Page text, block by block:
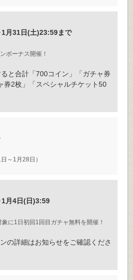
月31日(土)23:59まで
ボーナス開催！
と合計「700コイン」「ガチャ券
券2枚」「スペシャルチケット50
～1月28日）
月4日(日)3:59
象に1日初回1回目ガチャ無料を開催！
の詳細はお知らせをご確認くださ